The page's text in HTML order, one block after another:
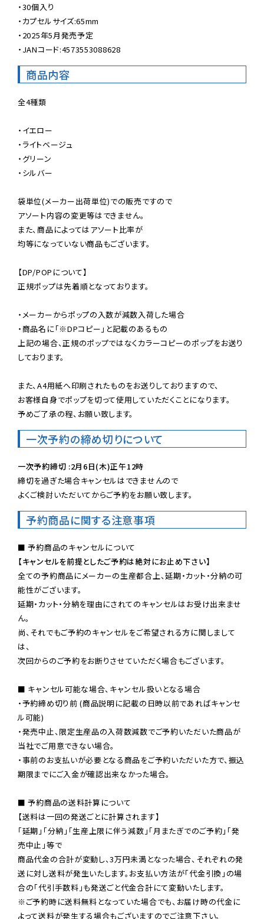
・30個入り
・カプセルサイズ:65mm
・2025年5月発売予定
・JANコード:4573553088628
商品内容
全4種類
・イエロー
・ライトベージュ
・グリーン
・シルバー
袋単位(メーカー出荷単位)での販売ですので
アソート内容の変更等はできません。
また、商品によってはアソート比率が
均等になっていない商品もございます。
【DP/POPについて】
正規ポップは先着順となっております。
・メーカーからポップの入数が減数入荷した場合
・商品名に「※DPコピー」と記載のあるもの
上記の場合、正規のポップではなくカラーコピーのポップをお送り
しております。
また、A4用紙へ印刷されたものをお送りしておりますので、
お客様自身でポップを切って使用していただくことになります。
予めご了承の程、お願い致します。
一次予約の締め切りについて
一次予約締切 :2月6日(木)正午12時
締切を過ぎた場合キャンセルはできませんので
よくご検討いただいてからご予約をお願い致します。
予約商品に関する注意事項
【キャンセルを前提としたご予約は絶対にお止め下さい】
全ての予約商品にメーカーの生産都合上、延期・カット・分納の可
能性がございます。
延期・カット・分納を理由にされてのキャンセルはお受け出来ませ
ん。
尚、それでもご予約のキャンセルをご希望される方に関しまして
は、
次回からのご予約をお断りさせていただく場合もございます。
■ キャンセル可能な場合、キャンセル扱いとなる場合
・予約締め切り前 (商品説明に記載の日時以前であればキャンセ
ル可能)
・発売中止、限定生産品の入荷数減数でご予約いただいた商品が
当社でご用意できない場合。
・事前のお支払いが必要となる商品をご予約いただいた方で、振込
期限までにご入金が確認出来なかった場合。
■ 予約商品の送料計算について
【送料は一回の発送ごとに計算されます】
「延期」「分納」「生産上限に伴う減数」「月またぎでのご予約」「発
売中止」等で
商品代金の合計が変動し、3万円未満となった場合、それぞれの発
送に対し送料が発生いたします。お支払い方法が「代金引換」の場
※ご予約時に送料無料となっていた場合でも、お届け時の代金に
よって送料が発生する場合もございますのでご注意下さい。